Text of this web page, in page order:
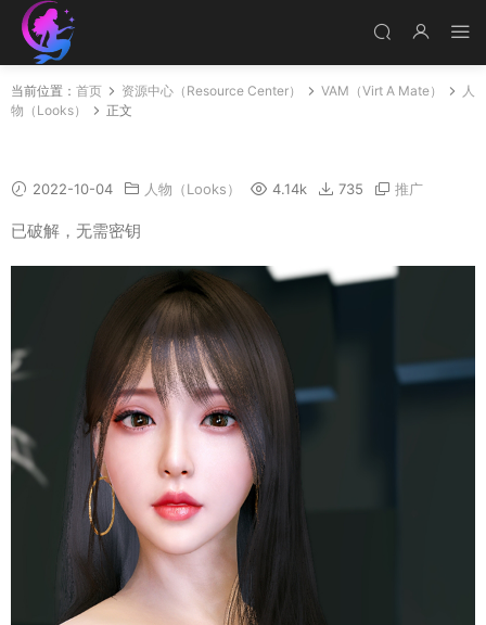
当前位置： 首页 资源中心（Resource Center） VAM（Virt A Mate）
人
物（Looks）
正文
2022-10-04 人物（Looks） 4.14k 735 推广
已破解，无需密钥